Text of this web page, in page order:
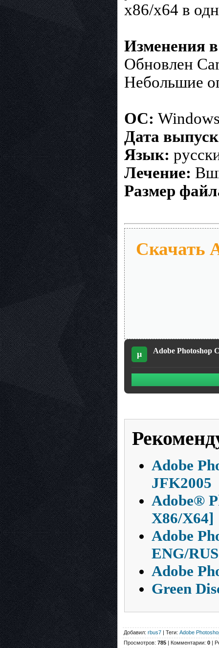
x86/x64 в
Изменения
Обновлен
Небольшие
ОС:
Дата
Язык:
Лечение:
Размер
Скачать
µ Adobe Photoshop
Adobe
JFK2005
Adobe®
X86/X64]
Adobe
ENG/
Adobe
Green
Добавил: rbus7 | Теги: Adobe
Просмотров: 785 | Комментарии: 0 |